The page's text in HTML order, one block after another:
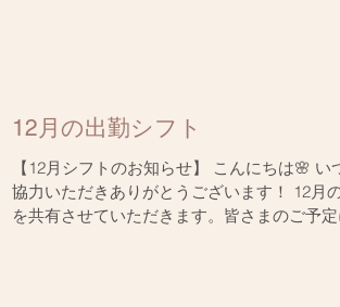
12月の出勤シフト
【12月シフトのお知らせ】 こんにちは🌸 い
協力いただきありがとうございます！ 12月の
を共有させていただきます。皆さまのご予定